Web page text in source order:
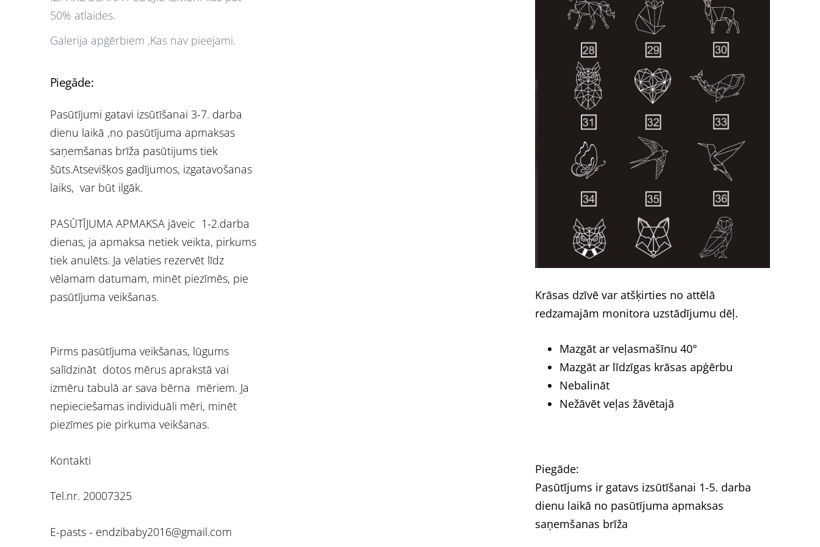
50% atlaides.
Galerija apģērbiem ,Kas nav pieejami.
Piegāde:
Pasūtījumi gatavi izsūtīšanai 3-7. darba
dienu laikā ,no pasūtījuma apmaksas
saņemšanas brīža pasūtijums tiek
šūts.Atsevišķos gadījumos, izgatavošanas
laiks, var būt ilgāk.
PASŪTĪJUMA APMAKSA jāveic 1-2.darba
dienas, ja apmaksa netiek veikta, pirkums
tiek anulēts. Ja vēlaties rezervēt līdz
vēlamam datumam, minēt piezīmēs, pie
pasūtījuma veikšanas.
Pirms pasūtījuma veikšanas, lūgums
salīdzināt dotos mērus aprakstā vai
izmēru tabulā ar sava bērna mēriem. Ja
nepieciešamas individuāli mēri, minēt
piezīmes pie pirkuma veikšanas.
Kontakti
Tel.nr. 20007325
E-pasts - endzibaby2016@gmail.com
Krāsas dzīvē var atšķirties no attēlā
redzamajām monitora uzstādījumu dēļ.
Mazgāt ar veļasmašīnu 40°
Mazgāt ar līdzīgas krāsas apģērbu
Nebalināt
Nežāvēt veļas žāvētajā
Piegāde:
Pasūtījums ir gatavs izsūtīšanai 1-5. darba
dienu laikā no pasūtījuma apmaksas
saņemšanas brīža